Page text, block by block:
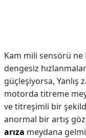
Kam mili sensörü ne
dengesiz
güçleşiyorsa, Yanlış
motorda titreme
ve titreşimli bir
anormal bir artış
arıza meydana